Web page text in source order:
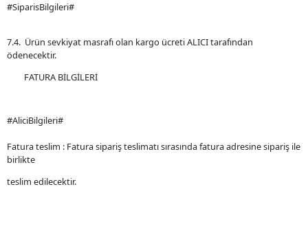
#SiparisBilgileri#
7.4. Ürün sevkiyat masrafı olan kargo ücreti ALICI tarafından
ödenecektir.
FATURA BİLGİLERİ
#AliciBilgileri#
Fatura teslim : Fatura sipariş teslimatı sırasında fatura adresine sipariş ile
birlikte
teslim edilecektir.